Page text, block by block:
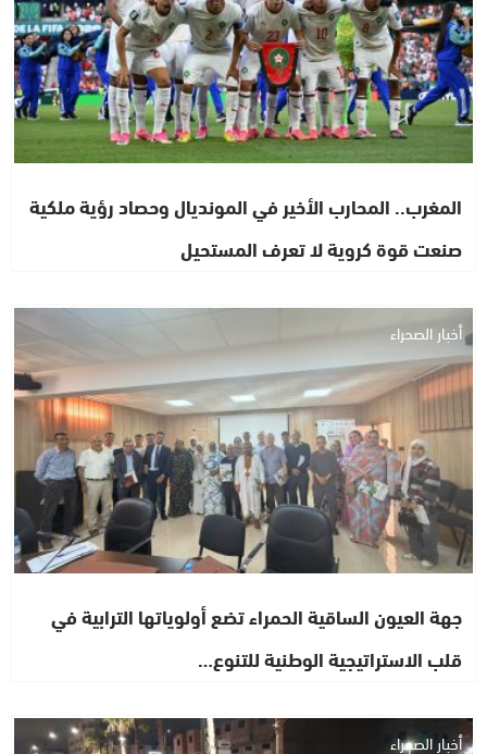
المغرب.. المحارب الأخير في المونديال وحصاد رؤية ملكية
صنعت قوة كروية لا تعرف المستحيل
أخبار الصحراء
جهة العيون الساقية الحمراء تضع أولوياتها الترابية في
قلب الاستراتيجية الوطنية للتنوع…
أخبار الصحراء